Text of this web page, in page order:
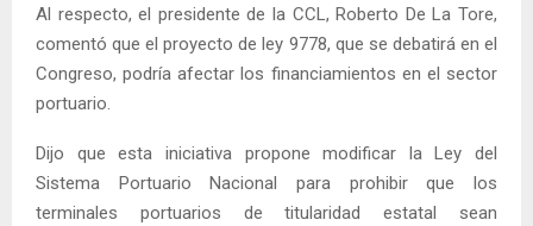
Al respecto, el presidente de la CCL, Roberto De La Tore,
comentó que el proyecto de ley 9778, que se debatirá en el
Congreso, podría afectar los financiamientos en el sector
portuario.
Dijo que esta iniciativa propone modificar la Ley del
Sistema Portuario Nacional para prohibir que los
terminales portuarios de titularidad estatal sean